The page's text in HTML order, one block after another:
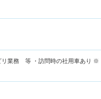
リ業務 等 ・訪問時の社用車あり ※